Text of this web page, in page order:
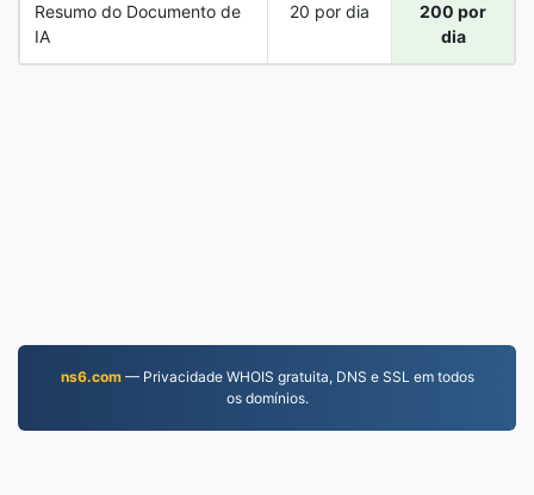
Resumo do Documento de
IA
20 por dia
200 por
dia
ns6.com— Privacidade WHOIS gratuita, DNS e SSL em todos
os domínios.